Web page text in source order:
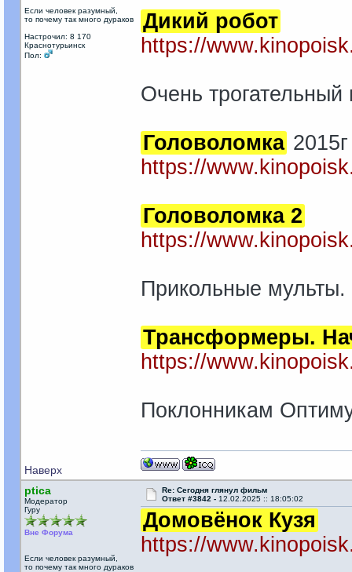
Если человек разумный,
то почему так много дураков
Настрочил: 8 170
Краснотурьинск
Пол:
Дикий робот
https://
Очень трогательный
Головоломка 2015г
https://
Головоломка 2
https://
Прикольные
Трансформеры.
https://
Поклонникам
Наверх
ptica
Модератор
Гуру
Вне Форума
Если человек разумный,
то почему так много дураков
Re: Сегодня глянул фильм
Ответ #3842 - 12.02.2025 :: 18:05:02
Домовёнок Кузя
https://